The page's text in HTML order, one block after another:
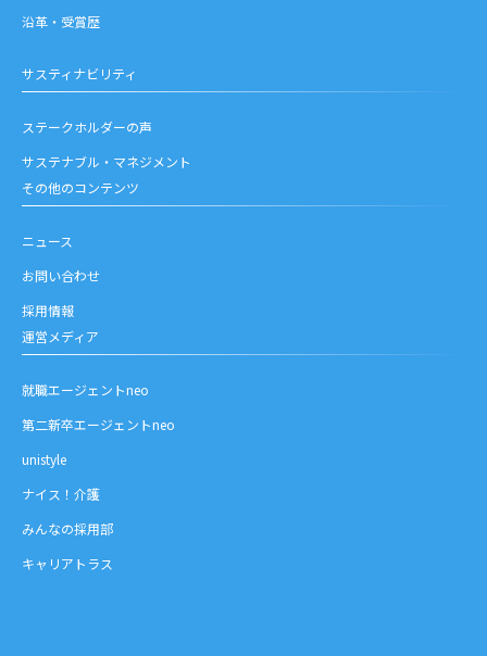
沿革・受賞歴
サスティナビリティ
ステークホルダーの声
サステナブル・マネジメント
その他のコンテンツ
ニュース
お問い合わせ
採用情報
運営メディア
就職エージェントneo
第二新卒エージェントneo
unistyle
ナイス！介護
みんなの採用部
キャリアトラス